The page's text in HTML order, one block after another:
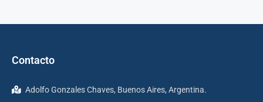
Contacto
Adolfo Gonzales Chaves, Buenos Aires, Argentina.